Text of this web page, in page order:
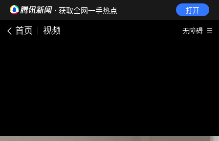
· 获取全网一手热点 打开
首页 视频 无障碍